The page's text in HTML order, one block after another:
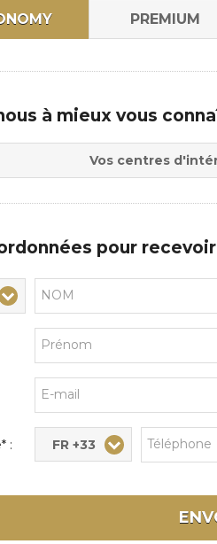
PREMIUM
à mieux vous
Vos centres
pour
: FR +33